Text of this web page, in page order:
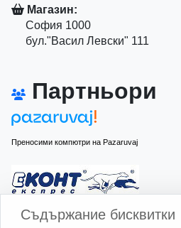
Магазин:
София 1000
бул."Васил Левски" 111
Партньори
Преносими компютри на Pazaruvaj
Изчисли доставката с Еконт
Съдържание бисквитки